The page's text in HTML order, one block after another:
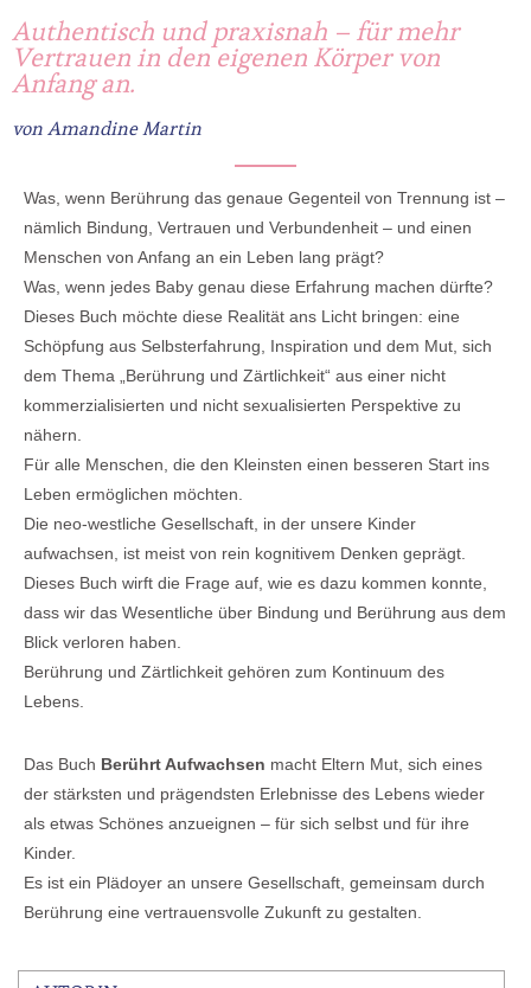
Authentisch und praxisnah – für mehr
Vertrauen in den eigenen Körper von
Anfang an.
von Amandine Martin
Was, wenn Berührung das genaue Gegenteil von Trennung ist –
nämlich Bindung, Vertrauen und Verbundenheit – und einen
Menschen von Anfang an ein Leben lang prägt?
Was, wenn jedes Baby genau diese Erfahrung machen dürfte?
Dieses Buch möchte diese Realität ans Licht bringen: eine
Schöpfung aus Selbsterfahrung, Inspiration und dem Mut, sich
dem Thema „Berührung und Zärtlichkeit“ aus einer nicht
kommerzialisierten und nicht sexualisierten Perspektive zu
nähern.
Für alle Menschen, die den Kleinsten einen besseren Start ins
Leben ermöglichen möchten.
Die neo-westliche Gesellschaft, in der unsere Kinder
aufwachsen, ist meist von rein kognitivem Denken geprägt.
Dieses Buch wirft die Frage auf, wie es dazu kommen konnte,
dass wir das Wesentliche über Bindung und Berührung aus dem
Blick verloren haben.
Berührung und Zärtlichkeit gehören zum Kontinuum des
Lebens.
Das Buch Berührt Aufwachsen macht Eltern Mut, sich eines
der stärksten und prägendsten Erlebnisse des Lebens wieder
als etwas Schönes anzueignen – für sich selbst und für ihre
Kinder.
Es ist ein Plädoyer an unsere Gesellschaft, gemeinsam durch
Berührung eine vertrauensvolle Zukunft zu gestalten.